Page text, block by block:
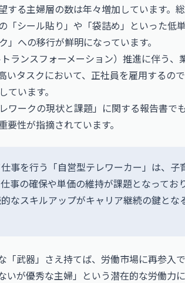
する主婦層の数は年々増加しています。
「シール貼り」や「袋詰め」といった低
への移行が鮮明になっています。
ランスフォーメーション）推進に伴う、
いタスクにおいて、正社員を雇用するの
います。
ワークの現状と課題」に関する報告書で
性が指摘されています。
事を行う「自営型テレワーカー」は、子
事の確保や単価の維持が課題となってお
なスキルアップがキャリア継続の鍵とな
「武器」さえ持てば、労働市場に再参入
が優秀な主婦」という潜在的な労働力